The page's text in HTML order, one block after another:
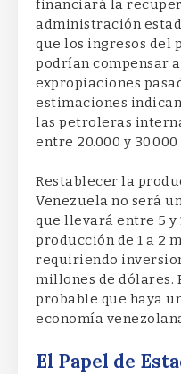
financiará la
administración
que los ingresos del
podrían compensar a
expropiaciones
estimaciones
las petroleras
entre 20.000 y
Restablecer la
Venezuela no será
que llevará entre 5 y
producción de 1 a 2
requiriendo
millones de dólares.
probable que haya
economía
El Papel de